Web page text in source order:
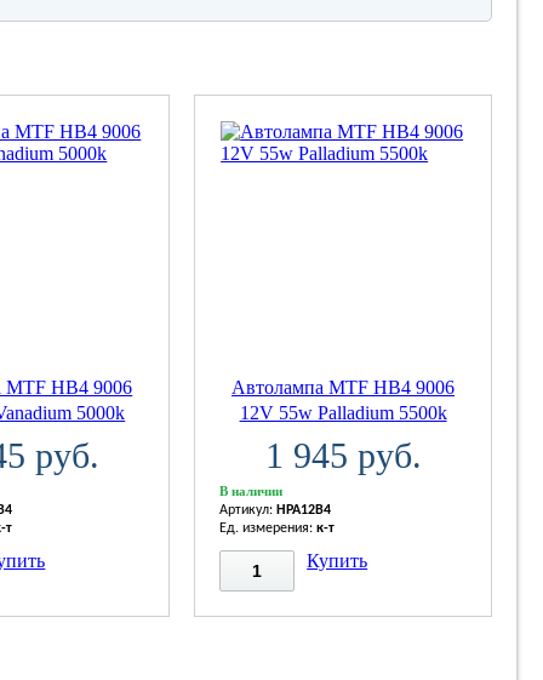
MTF HB4 9006
5000k
руб.
т
Автолампа MTF HB4 9006
12V 55w Palladium 5500k
1 945 руб.
В наличии
Артикул: HPA12B4
Ед. измерения:к-т
Купить